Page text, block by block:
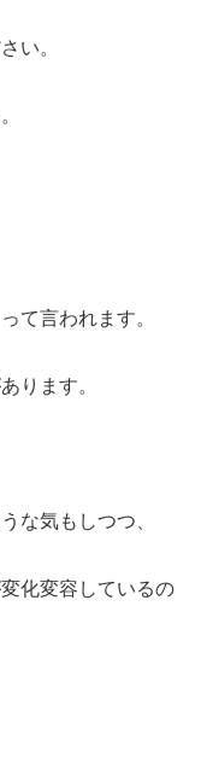
い。
て言われます。
ります。
な気もしつつ、
化変容しているの